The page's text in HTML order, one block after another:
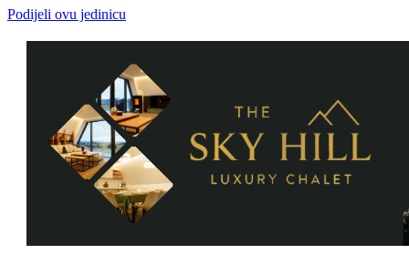
Podijeli ovu jedinicu